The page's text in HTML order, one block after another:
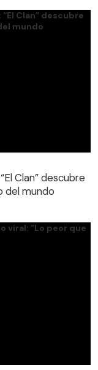
del mundo
Clan” descubre
del mundo